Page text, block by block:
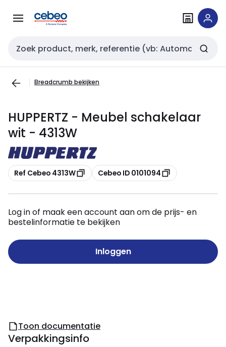
naar
naar
Zoekveld invoer
Breadcrumb bekijken
HUPPERTZ - Meubel schakelaar
wit - 4313W
Kopiëren
Ref Cebeo 4313W Kopiëren
Cebeo ID 0101094
Log in of maak een account aan om de prijs- en
bestelinformatie te bekijken
Inloggen
Toon documentatie
Verpakkingsinfo